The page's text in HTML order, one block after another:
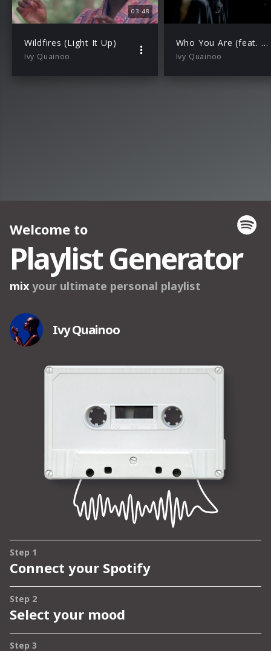
03:48
Wildfires (Light It Up)
Ivy Quainoo
Who You Are (feat. Stanfour)
Ivy Quainoo